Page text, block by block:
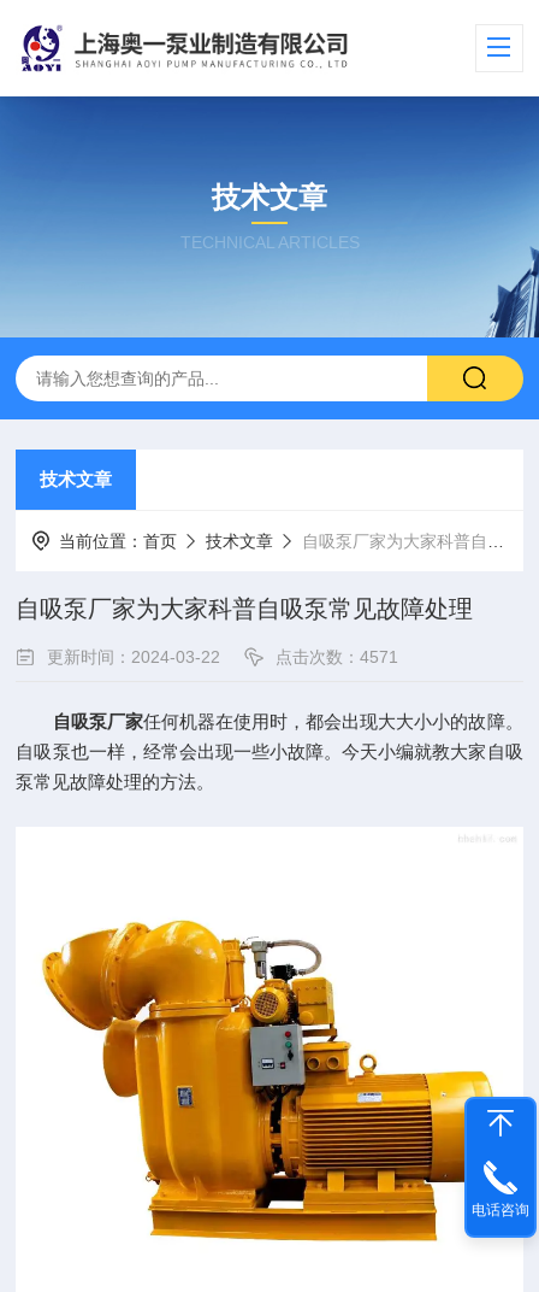
技术文章
TECHNICAL ARTICLES
技术文章
当前位置：首页 技术文章 自吸泵厂家为大家科普自吸泵常见故障处理
自吸泵厂家为大家科普自吸泵常见故障处理
更新时间：2024-03-22 点击次数：4571
自吸泵厂家任何机器在使用时，都会出现大大小小的故障。
自吸泵也一样，经常会出现一些小故障。今天小编就教大家自吸
泵常见故障处理的方法。
电话咨询